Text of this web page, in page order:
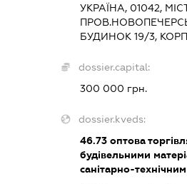
УКРАЇНА, 01042,
БУДИНОК 19/3,
dossier.capital:
300 000 грн.
dossier.kveds:
46.73оптова
будівельними
санітарно-